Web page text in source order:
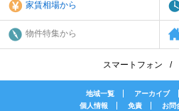
家賃相場から
物件特集から
スマートフォン
地域一覧 アーカイブ
個人情報
免責 お問